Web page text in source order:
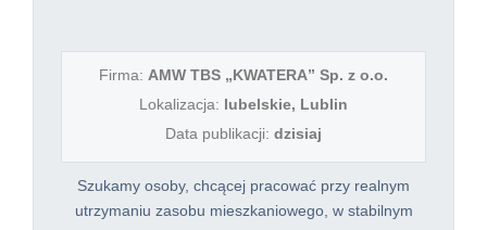
Firma: AMW TBS „KWATERA” Sp. z o.o.
Lokalizacja: lubelskie, Lublin
Data publikacji: dzisiaj
Szukamy osoby, chcącej pracować przy realnym
utrzymaniu zasobu mieszkaniowego, w stabilnym